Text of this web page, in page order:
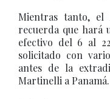
Mientras tanto, el
recuerda que hará
efectivo del 6 al
solicitado con
antes de la
Martinelli a Panamá.